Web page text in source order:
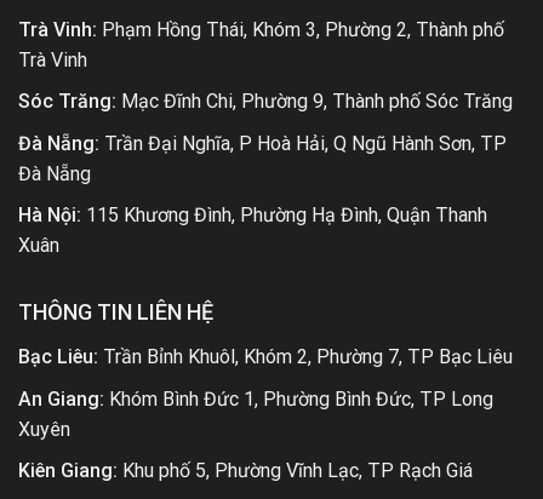
Trà Vinh: Phạm Hồng Thái, Khóm 3, Phường 2, Thành phố
Trà Vinh
Sóc Trăng: Mạc Đĩnh Chi, Phường 9, Thành phố Sóc Trăng
Đà Nẵng: Trần Đại Nghĩa, P Hoà Hải, Q Ngũ Hành Sơn, TP
Đà Nẵng
Hà Nội: 115 Khương Đình, Phường Hạ Đình, Quận Thanh
Xuân
THÔNG TIN LIÊN HỆ
Bạc Liêu: Trần Bỉnh Khuôl, Khóm 2, Phường 7, TP Bạc Liêu
An Giang: Khóm Bình Đức 1, Phường Bình Đức, TP Long
Xuyên
Kiên Giang: Khu phố 5, Phường Vĩnh Lạc, TP Rạch Giá